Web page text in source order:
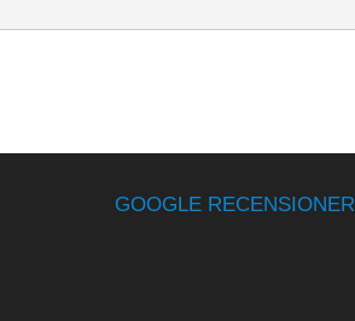
GOOGLE RECENSIONER